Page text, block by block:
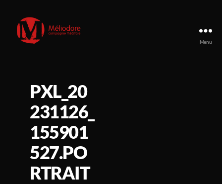
Menu
PXL_20
231126_
155901
527.PO
RTRAIT